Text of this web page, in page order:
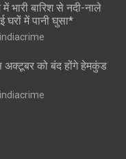
बारिश से नदी-नाले
में पानी घुसा*
को बंद होंगे हेमकुंड